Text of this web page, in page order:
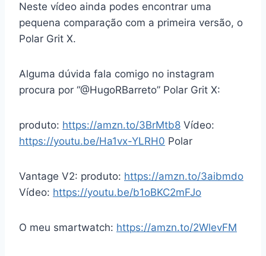
Neste vídeo ainda podes encontrar uma
pequena comparação com a primeira versão, o
Polar Grit X.
Alguma dúvida fala comigo no instagram
procura por “@HugoRBarreto” Polar Grit X:
produto: https://amzn.to/3BrMtb8 Vídeo:
https://youtu.be/Ha1vx-YLRH0 Polar
Vantage V2: produto: https://amzn.to/3aibmdo
Vídeo: https://youtu.be/b1oBKC2mFJo
O meu smartwatch: https://amzn.to/2WlevFM